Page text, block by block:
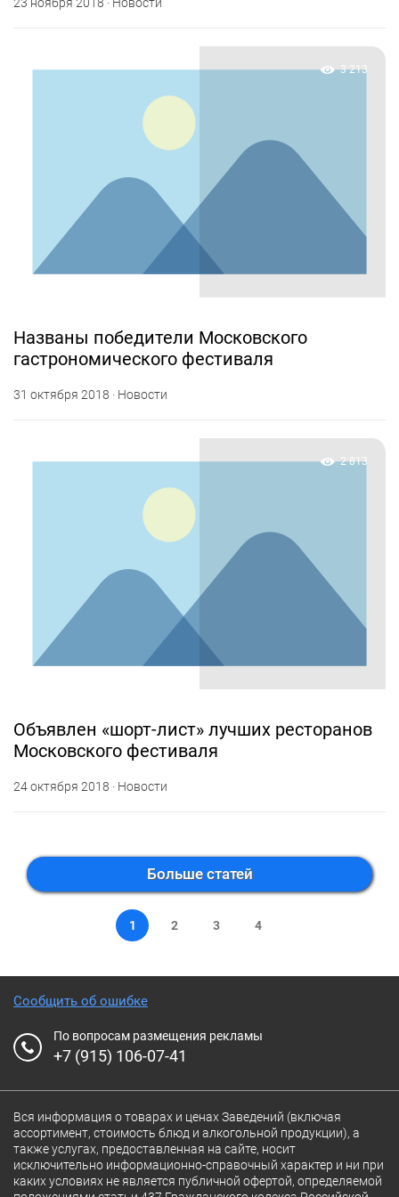
3 213
Названы победители Московского
гастрономического фестиваля
31 октября 2018 · Новости
2 813
Объявлен «шорт-лист» лучших ресторанов
Московского фестиваля
24 октября 2018 · Новости
Больше статей
1 2 3 4
Сообщить об ошибке
По вопросам размещения рекламы
+7 (915) 106-07-41
Вся информация о товарах и ценах Заведений (включая
ассортимент, стоимость блюд и алкогольной продукции), а
также услугах, предоставленная на сайте, носит
исключительно информационно-справочный характер и ни при
каких условиях не является публичной офертой, определяемой